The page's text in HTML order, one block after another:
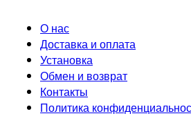
О нас
Доставка и оплата
Установка
Обмен и возврат
Контакты
Политика